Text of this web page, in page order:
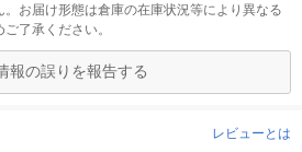
お届け形態は倉庫の在庫状況等により異なる
了承ください。
報の誤りを報告する
レビューとは